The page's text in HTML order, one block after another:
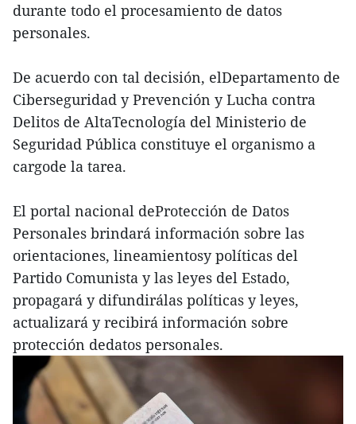
durante todo el procesamiento de datos
personales.
De acuerdo con tal decisión, elDepartamento de
Ciberseguridad y Prevención y Lucha contra
Delitos de AltaTecnología del Ministerio de
Seguridad Pública constituye el organismo a
cargode la tarea.
El portal nacional deProtección de Datos
Personales brindará información sobre las
orientaciones, lineamientosy políticas del
Partido Comunista y las leyes del Estado,
propagará y difundirálas políticas y leyes,
actualizará y recibirá información sobre
protección dedatos personales.